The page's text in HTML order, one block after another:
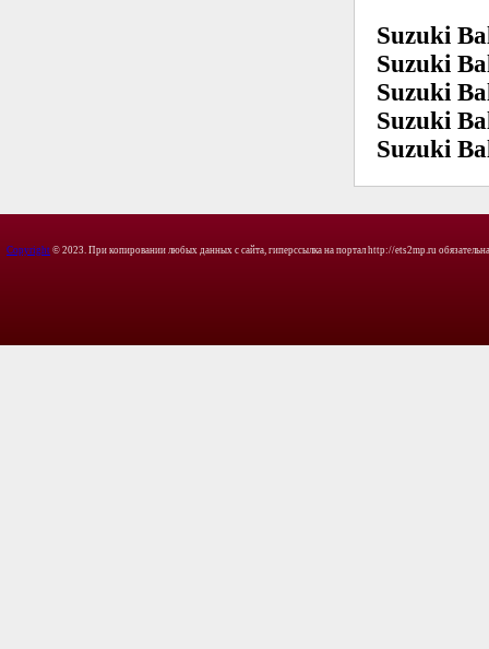
Suzuki
Suzuki
Suzuki
Suzuki
Suzuki
Copyright © 2023. При копировании любых данных с сайта, гиперссылка на портал http://ets2mp.ru